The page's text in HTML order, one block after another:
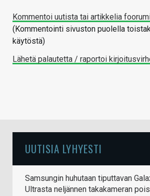
Kommentoi uutista tai artikkelia
(Kommentointi sivuston puolella
käytöstä)
Lähetä palautetta / raportoi
UUTISIA LYHYESTI
Samsungin huhutaan tiputtavan
Ultrasta neljännen takakameran pois